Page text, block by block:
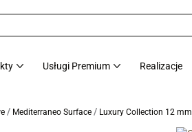
Usługi Premium Realizacje
/ Mediterraneo Surface / Luxury Collection 12 mm